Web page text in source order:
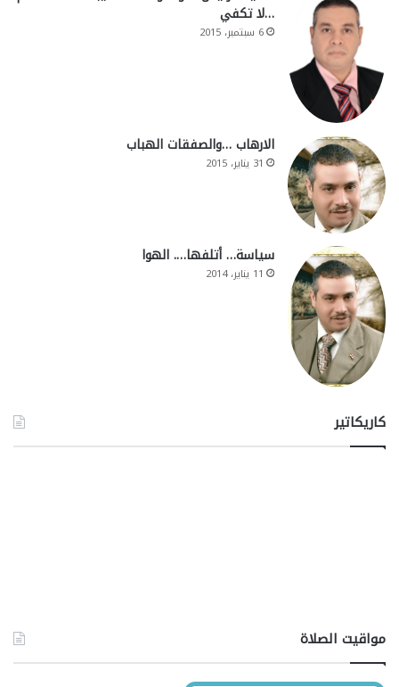
…لا تكفي
6 سبتمبر، 2015
الارهاب …والصفقات الهباب
31 يناير، 2015
سياسة… أتلفها…. الهوا
11 يناير، 2014
كاريكاتير
مواقيت الصلاة